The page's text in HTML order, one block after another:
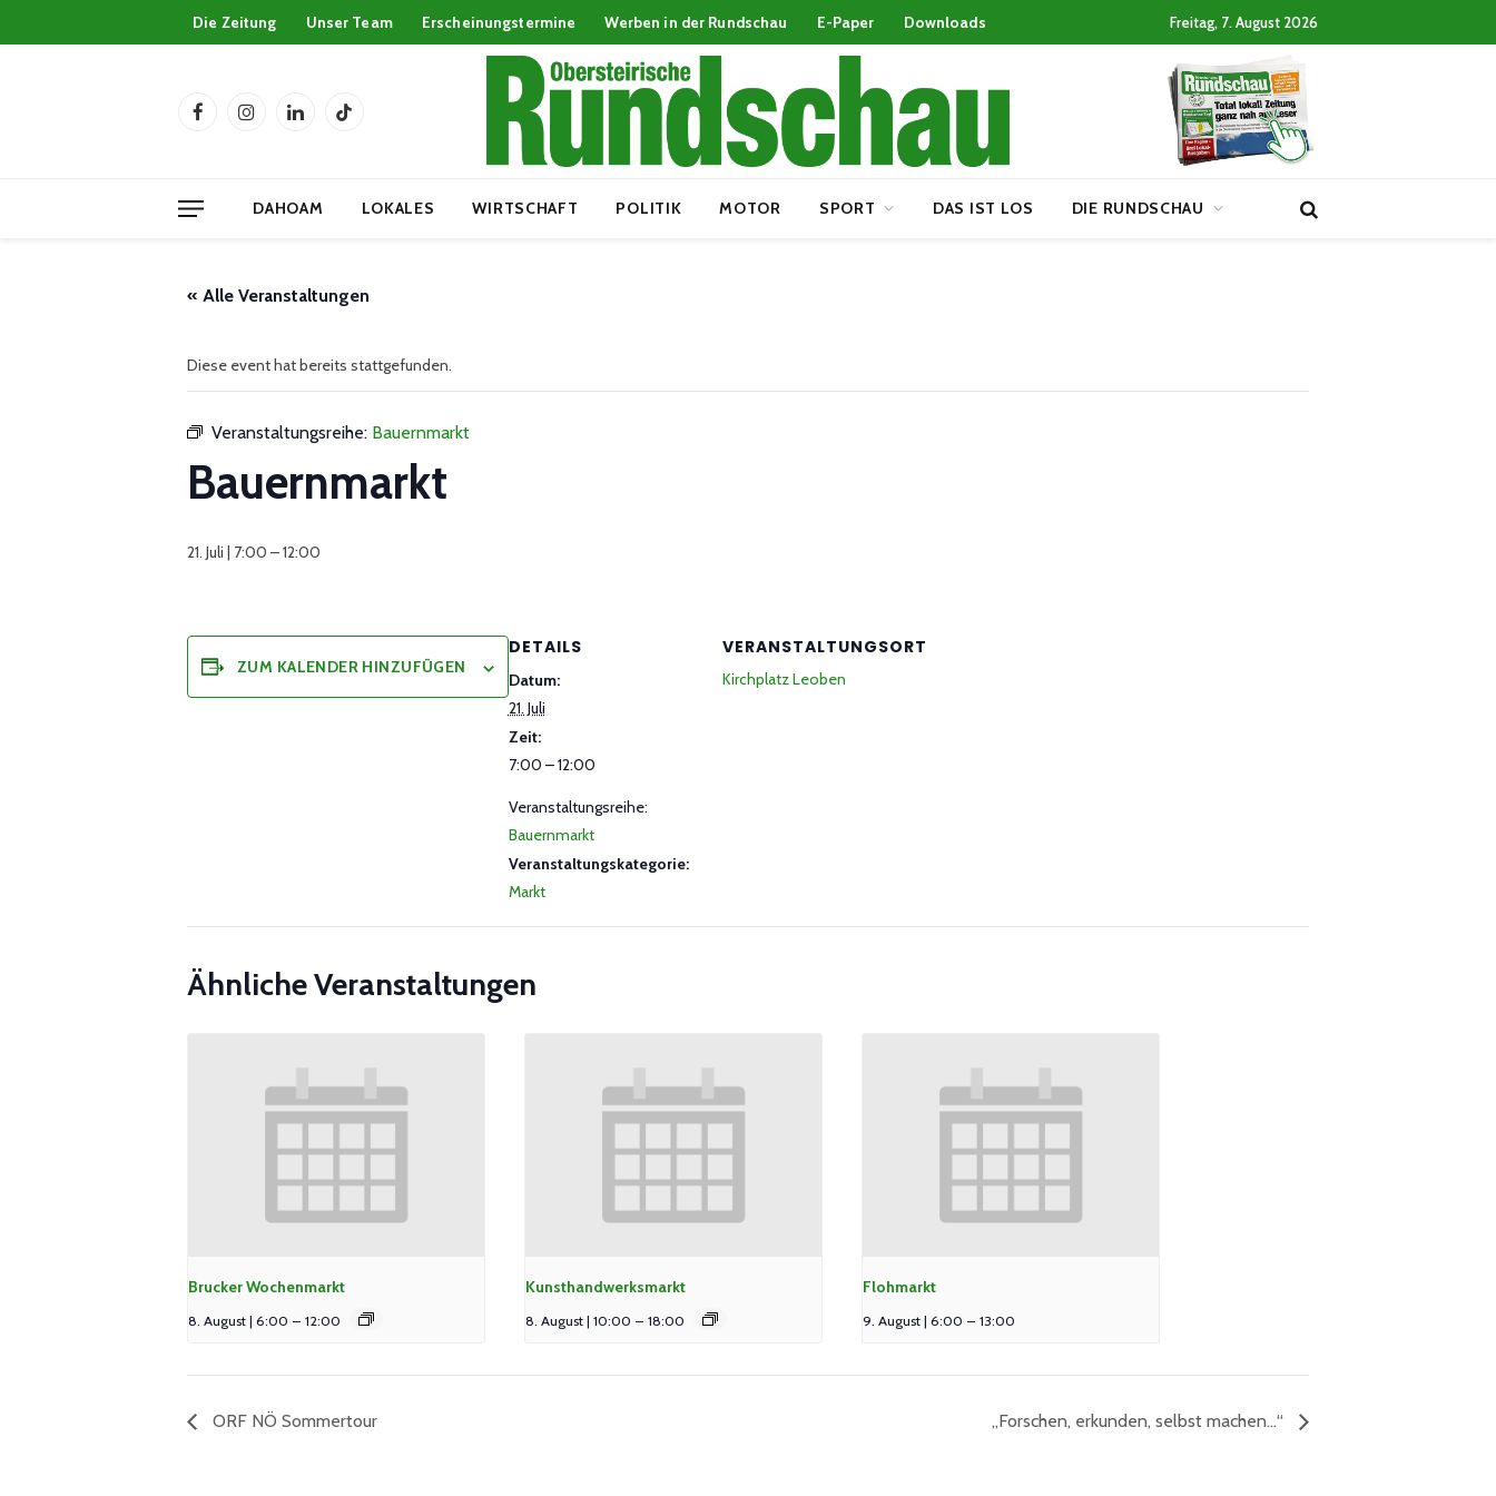
Die Zeitung Unser Team Erscheinungstermine Werben in der Rundschau E-Paper Downloads Freitag, 7. August 2026
FacebookInstagramLinkedInTikTok
DAHOAM LOKALES WIRTSCHAFT POLITIK MOTOR SPORT DAS IST LOS DIE RUNDSCHAU
« Alle Veranstaltungen
Diese event hat bereits stattgefunden.
Veranstaltungsreihe: Bauernmarkt
Bauernmarkt
21. Juli | 7:00 –12:00
ZUM KALENDER HINZUFÜGEN
DETAILS
Datum:
21. Juli
Zeit:
7:00 – 12:00
Veranstaltungsreihe:
Bauernmarkt
Veranstaltungskategorie:
Markt
VERANSTALTUNGSORT
Kirchplatz Leoben
Ähnliche Veranstaltungen
Brucker Wochenmarkt
8. August | 6:00 – 12:00
Kunsthandwerksmarkt
8. August | 10:00 – 18:00
Flohmarkt
9. August | 6:00 – 13:00
ORF NÖ Sommertour „Forschen, erkunden, selbst machen…“